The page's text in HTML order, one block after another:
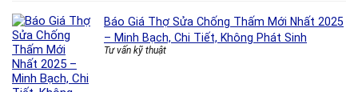
Báo Giá Thợ Sửa Chống Thấm Mới Nhất 2025
– Minh Bạch, Chi Tiết, Không Phát Sinh
Tư vấn kỹ thuật